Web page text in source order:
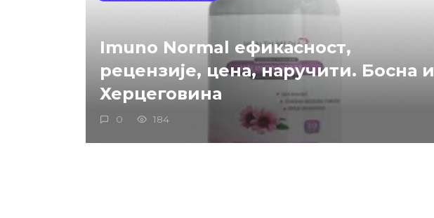
Imuno Normal ефикасност,
рецензије, цена, наручити. Босна и
Херцеговина
0 184